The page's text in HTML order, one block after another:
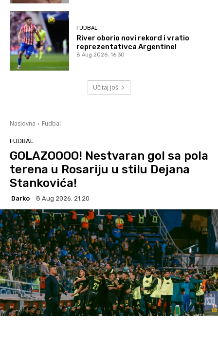
FUDBAL
River oborio novi rekord i vratio
reprezentativca Argentine!
8 Aug 2026. 16:30
Učitaj još